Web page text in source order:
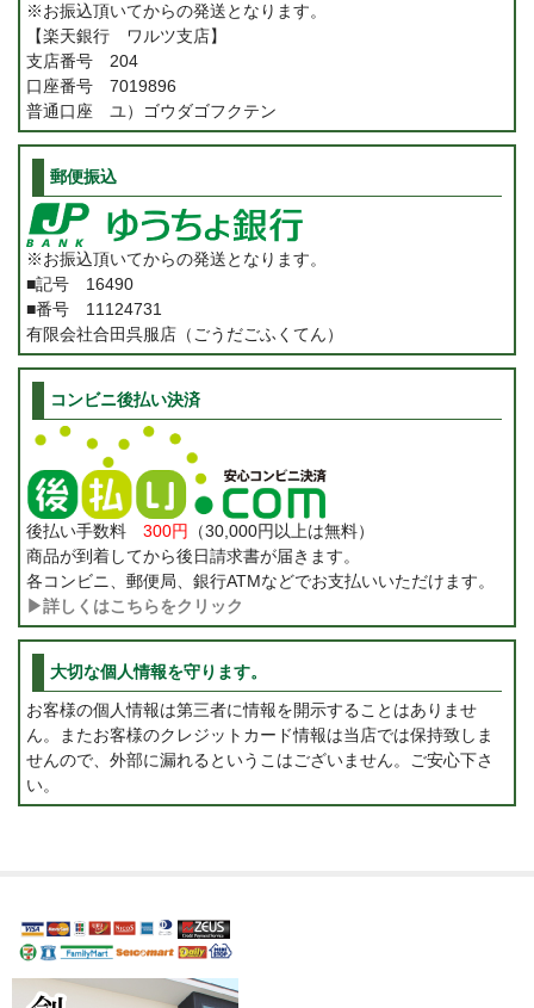
※お振込頂いてからの発送となります。
【楽天銀行 ワルツ支店】
支店番号 204
口座番号 7019896
普通口座 ユ）ゴウダゴフクテン
郵便振込
※お振込頂いてからの発送となります。
■記号 16490
■番号 11124731
有限会社合田呉服店（ごうだごふくてん）
コンビニ後払い決済
後払い手数料 300円
（30,000円以上は無料）
商品が到着してから後日請求書が届きます。
各コンビニ、郵便局、銀行ATMなどでお支払いいただけます。
▶詳しくはこちらをクリック
大切な個人情報を守ります。
お客様の個人情報は第三者に情報を開示することはありませ
ん。またお客様のクレジットカード情報は当店では保持致しま
せんので、外部に漏れるというこはございません。ご安心下さ
い。